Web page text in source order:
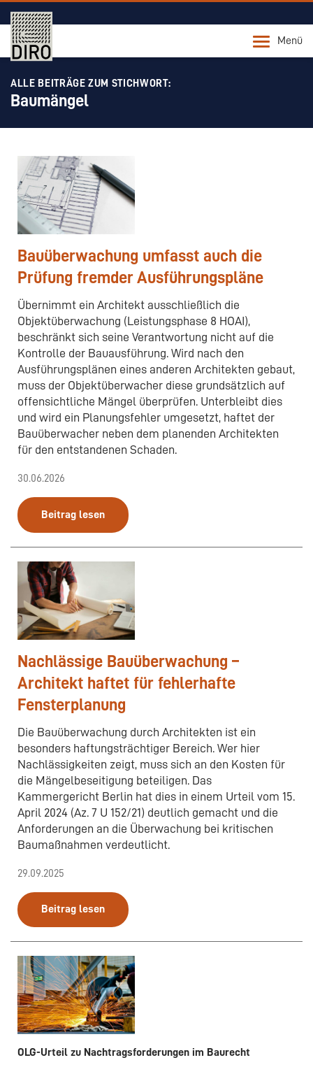
Menü
ALLE BEITRÄGE ZUM STICHWORT:
Baumängel
Bauüberwachung umfasst auch die
Prüfung fremder Ausführungspläne
Übernimmt ein Architekt ausschließlich die
Objektüberwachung (Leistungsphase 8 HOAI),
beschränkt sich seine Verantwortung nicht auf die
Kontrolle der Bauausführung. Wird nach den
Ausführungsplänen eines anderen Architekten gebaut,
muss der Objektüberwacher diese grundsätzlich auf
offensichtliche Mängel überprüfen. Unterbleibt dies
und wird ein Planungsfehler umgesetzt, haftet der
Bauüberwacher neben dem planenden Architekten
für den entstandenen Schaden.
30.06.2026
Beitrag lesen
Nachlässige Bauüberwachung –
Architekt haftet für fehlerhafte
Fensterplanung
Die Bauüberwachung durch Architekten ist ein
besonders haftungsträchtiger Bereich. Wer hier
Nachlässigkeiten zeigt, muss sich an den Kosten für
die Mängelbeseitigung beteiligen. Das
Kammergericht Berlin hat dies in einem Urteil vom 15.
April 2024 (Az. 7 U 152/21) deutlich gemacht und die
Anforderungen an die Überwachung bei kritischen
Baumaßnahmen verdeutlicht.
29.09.2025
Beitrag lesen
OLG-Urteil zu Nachtragsforderungen im Baurecht